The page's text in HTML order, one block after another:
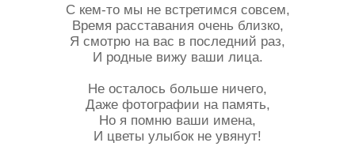
С кем-то мы не встретимся совсем,
Время расставания очень близко,
Я смотрю на вас в последний раз,
И родные вижу ваши лица.
Не осталось больше ничего,
Даже фотографии на память,
Но я помню ваши имена,
И цветы улыбок не увянут!